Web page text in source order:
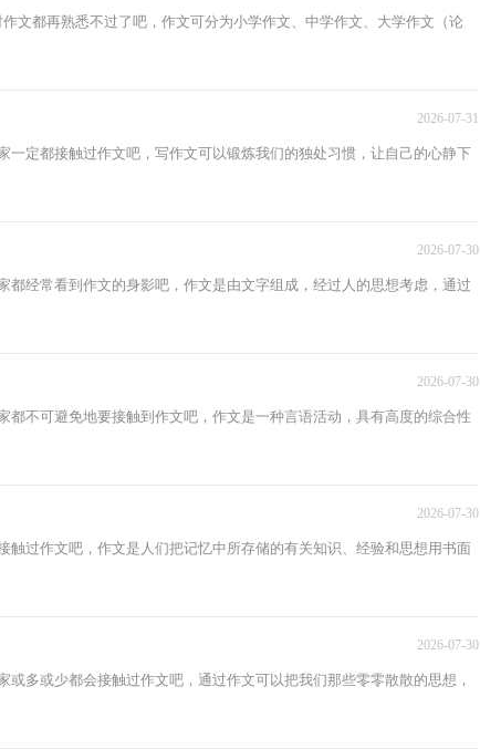
文都再熟悉不过了吧，作文可分为小学作文、中学作文、大学作文（论
2026-07-31
定都接触过作文吧，写作文可以锻炼我们的独处习惯，让自己的心静下
2026-07-30
经常看到作文的身影吧，作文是由文字组成，经过人的思想考虑，通过
2026-07-30
不可避免地要接触到作文吧，作文是一种言语活动，具有高度的综合性
2026-07-30
过作文吧，作文是人们把记忆中所存储的有关知识、经验和思想用书面
2026-07-30
多或少都会接触过作文吧，通过作文可以把我们那些零零散散的思想，